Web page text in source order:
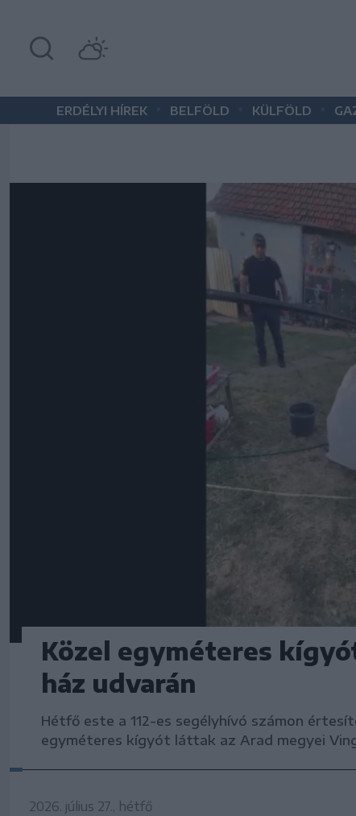
ERDÉLYI HÍREK BELFÖLD KÜLFÖLD
Közel egyméteres
ház udvarán
Hétfő este a 112-es segélyhívó számon
egyméteres kígyót láttak az Arad megyei
2026. július 27., hétfő